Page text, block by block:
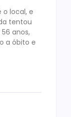
o local, e
tentou
anos,
a óbito e